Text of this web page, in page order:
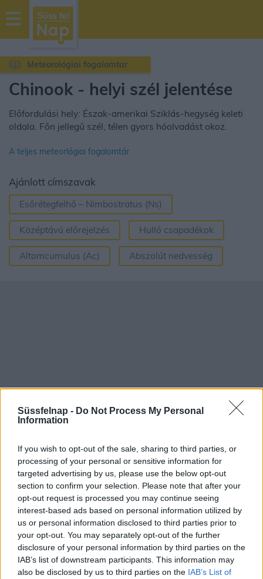
Süssfelnap - Do Not Process My Personal
Information
If you wish to opt-out of the sale, sharing to third parties, or
processing of your personal or sensitive information for
targeted advertising by us, please use the below opt-out
section to confirm your selection. Please note that after your
opt-out request is processed you may continue seeing
interest-based ads based on personal information utilized by
us or personal information disclosed to third parties prior to
your opt-out. You may separately opt-out of the further
disclosure of your personal information by third parties on the
IAB’s list of downstream participants. This information may
also be disclosed by us to third parties on the IAB’s List of
sussfelnap.hu
időjárás
Meteorológiai fogalomtar
Chinook - helyi szél jelentése
Előfordulási hely: Észak-amerikai Sziklás-hegység keleti
oldala. Főn jellegű szél, télen gyors hóolvadást okoz.
A teljes meteorlógiai fogalomtár
Ajánlott címszavak
Esőrétegfelhő – Nimbostratus (Ns)
Középtávú előrejelzés Hulló csapadékok
Altomcumulus (Ac) Abszolút nedvesség
Aktuális időjárás Óránkénti előrejelzés
30/60/90 napos előrejelzés
Vészjelzések, figyelmeztetések Orvosmeteorológia
Felhőkép Hőtérkép Páratartalom
Széltérkép Radar Hójelentés
Vízhőmérséklet Holdnaptár Receptek